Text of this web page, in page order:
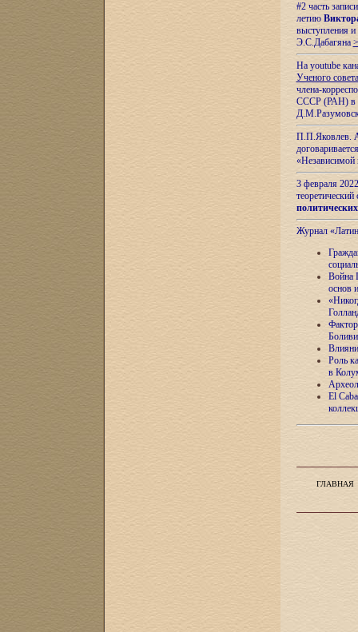
#2 часть
летию
выступления
Э.С.Дабагяна
На youtube
Ученого
члена-
СССР (РАН) в
П.П.Яковлев.
«Независимой
3 февраля
теоретический
Журнал
Война
основ
Роль
в
El
ГЛАВНАЯ